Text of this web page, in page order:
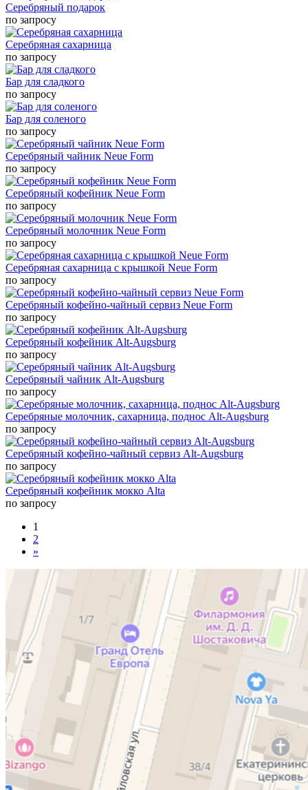
Серебряный подарок
по запросу
Серебряная сахарница
по запросу
Бар для сладкого
по запросу
Бар для соленого
по запросу
Серебряный чайник Neue Form
по запросу
Серебряный кофейник Neue Form
по запросу
Серебряный молочник Neue Form
по запросу
Серебряная сахарница с крышкой Neue Form
по запросу
Серебряный кофейно-чайный сервиз Neue Form
по запросу
Серебряный кофейник Alt-Augsburg
по запросу
Серебряный чайник Alt-Augsburg
по запросу
Серебряные молочник, сахарница, поднос Alt-Augsburg
по запросу
Серебряный кофейно-чайный сервиз Alt-Augsburg
по запросу
Серебряный кофейник мокко Alta
по запросу
1
2
»